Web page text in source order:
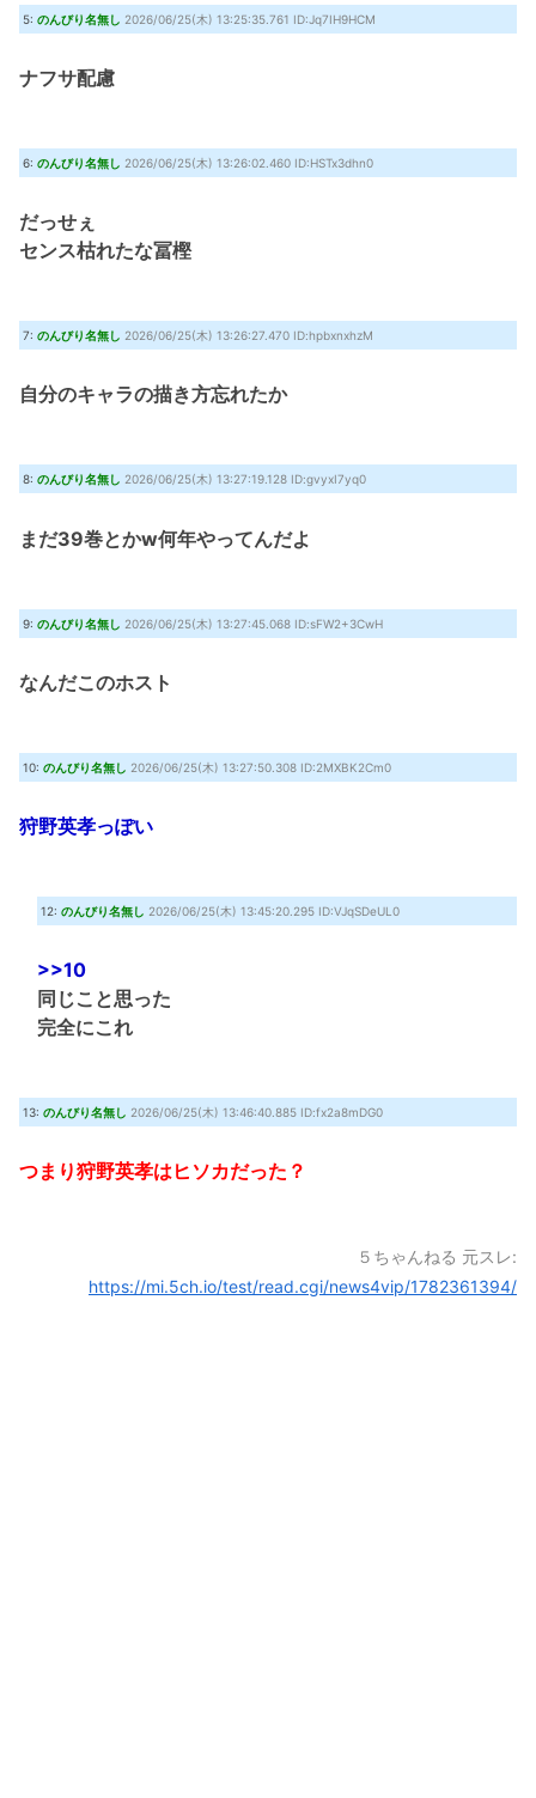
5: のんびり名無し 2026/06/25(木) 13:25:35.761 ID:Jq7IH9HCM
ナフサ配慮
6: のんびり名無し 2026/06/25(木) 13:26:02.460 ID:HSTx3dhn0
だっせぇ
センス枯れたな冨樫
7: のんびり名無し 2026/06/25(木) 13:26:27.470 ID:hpbxnxhzM
自分のキャラの描き方忘れたか
8: のんびり名無し 2026/06/25(木) 13:27:19.128 ID:gvyxI7yq0
まだ39巻とかw何年やってんだよ
9: のんびり名無し 2026/06/25(木) 13:27:45.068 ID:sFW2+3CwH
なんだこのホスト
10: のんびり名無し 2026/06/25(木) 13:27:50.308 ID:2MXBK2Cm0
狩野英孝っぽい
12: のんびり名無し 2026/06/25(木) 13:45:20.295 ID:VJqSDeUL0
>>10
同じこと思った
完全にこれ
13: のんびり名無し 2026/06/25(木) 13:46:40.885 ID:fx2a8mDG0
つまり狩野英孝はヒソカだった？
５ちゃんねる 元スレ:
https://mi.5ch.io/test/read.cgi/news4vip/1782361394/